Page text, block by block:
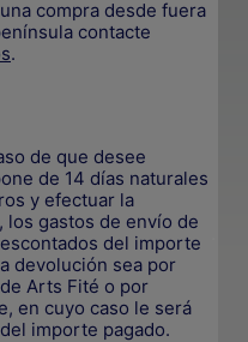
compra desde fuera
contacte
.
de que desee
de 14 días naturales
y efectuar la
los gastos de envío de
del importe
devolución sea por
Arts Fité o por
en cuyo caso le será
importe pagado.